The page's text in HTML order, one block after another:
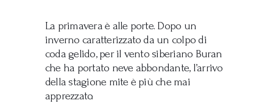
La primavera è alle porte. Dopo un
inverno caratterizzato da un colpo di
coda gelido, per il vento siberiano Buran
che ha portato neve abbondante, l’arrivo
della stagione mite è più che mai
apprezzato.